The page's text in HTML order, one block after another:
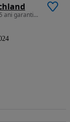
1987 cm3 • 197 CP • Stare perfecta / 2.0 Hybrid / 15 ani garantie / TVA Deductibil